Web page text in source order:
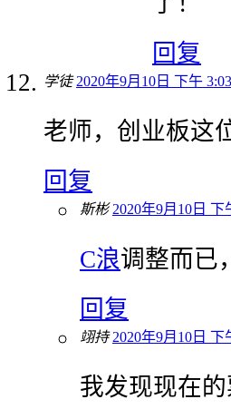
回复
学徒 2020年9月10日 下午 3:03
老师，创业板这
回复
斯彬 2020年9月10日 下
C浪调整而已
回复
翊持 2020年9月10日 下
我发现现在